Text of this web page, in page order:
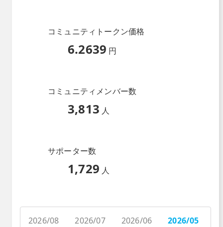
コミュニティトークン価格
6.2639 円
コミュニティメンバー数
3,813 人
サポーター数
1,729 人
2026/08 2026/07 2026/06 2026/05